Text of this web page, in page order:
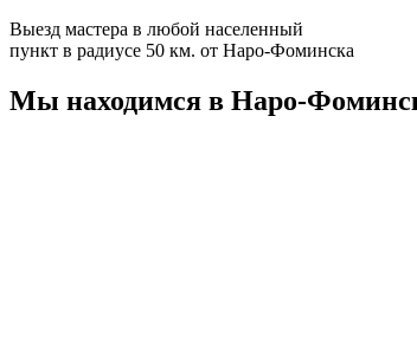
Выезд мастера в любой населенный
пункт в радиусе 50 км. от Наро-Фоминска
Мы находимся в Наро-